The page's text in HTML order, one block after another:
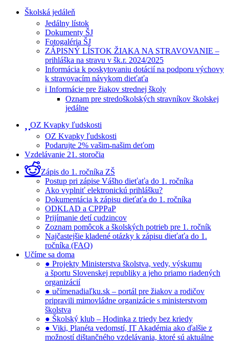
Školská jedáleň
Jedálny lístok
Dokumenty ŠJ
Fotogaléria ŠJ
ZÁPISNÝ LÍSTOK ŽIAKA NA STRAVOVANIE –
prihláška na stravu v šk.r. 2024/2025
Informácia k poskytovaniu dotácií na podporu výchovy
k stravovacím návykom dieťaťa
ℹ️ Informácie pre žiakov strednej školy
Oznam pre stredoškolských stravníkov školskej
jedálne
OZ Kvapky ľudskosti
OZ Kvapky ľudskosti
Podarujte 2% vašim-našim deťom
Vzdelávanie 21. storočia
Zápis do 1. ročníka ZŠ
Postup pri zápise Vášho dieťaťa do 1. ročníka
Ako vyplniť elektronickú prihlášku?
Dokumentácia k zápisu dieťaťa do 1. ročníka
ODKLAD a CPPPaP
Prijímanie detí cudzincov
Zoznam pomôcok a školských potrieb pre 1. ročník
Najčastejšie kladené otázky k zápisu dieťaťa do 1.
ročníka (FAQ)
Učíme sa doma
● Projekty Ministerstva školstva, vedy, výskumu
a športu Slovenskej republiky a jeho priamo riadených
organizácií
● učímenadiaľku.sk – portál pre žiakov a rodičov
pripravili mimovládne organizácie s ministerstvom
školstva
● Školský klub – Hodinka z triedy bez kriedy
● Viki, Planéta vedomstí, IT Akadémia ako ďalšie z
možností dištančného vzdelávania, ktoré sú aktuálne